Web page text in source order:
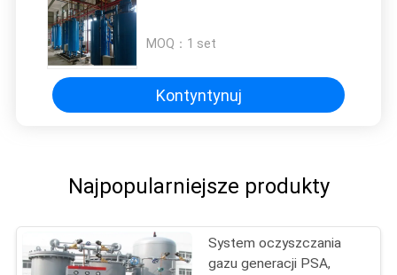
MOQ： 1 set
Kontyntynuj
Najpopularniejsze produkty
System oczyszczania
gazu generacji PSA,